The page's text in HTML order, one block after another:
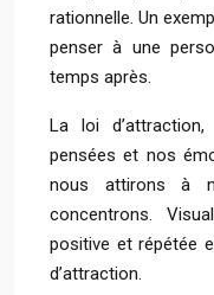
rationnelle. Un
penser à une
temps après.
La loi
pensées et nos
nous attirons à
concentrons.
positive et répétée
d’attraction.